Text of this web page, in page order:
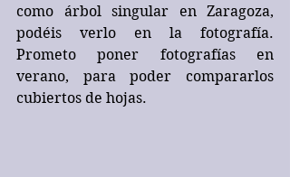
como árbol singular en Zaragoza,
podéis verlo en la fotografía.
Prometo poner fotografías en
verano, para poder compararlos
cubiertos de hojas.